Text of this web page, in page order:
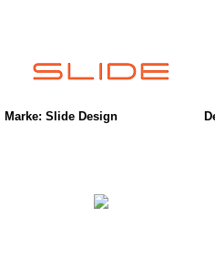
Marke: Slide Design